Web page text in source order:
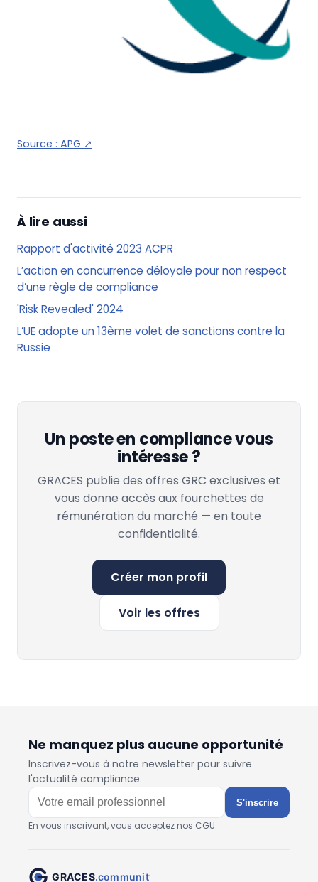
Source : APG ↗
À lire aussi
Rapport d'activité 2023 ACPR
L’action en concurrence déloyale pour non respect
d’une règle de compliance
'Risk Revealed' 2024
L’UE adopte un 13ème volet de sanctions contre la
Russie
Un poste en compliance vous
intéresse ?
GRACES publie des offres GRC exclusives et
vous donne accès aux fourchettes de
rémunération du marché — en toute
confidentialité.
Créer mon profil
Voir les offres
Ne manquez plus aucune opportunité
Inscrivez-vous à notre newsletter pour suivre
l'actualité compliance.
S'inscrire
En vous inscrivant, vous acceptez nos CGU.